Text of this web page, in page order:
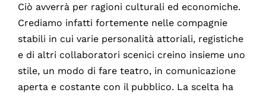
Ciò avverrà per ragioni culturali ed economiche.
Crediamo infatti fortemente nelle compagnie
stabili in cui varie personalità attoriali, registiche
e di altri collaboratori scenici creino insieme uno
stile, un modo di fare teatro, in comunicazione
aperta e costante con il pubblico. La scelta ha